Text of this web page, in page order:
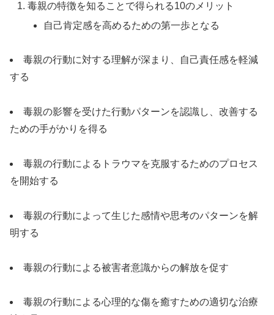
毒親の特徴を知ることで得られる10のメリット
自己肯定感を高めるための第一歩となる
毒親の行動に対する理解が深まり、自己責任感を軽減
する
毒親の影響を受けた行動パターンを認識し、改善する
ための手がかりを得る
毒親の行動によるトラウマを克服するためのプロセス
を開始する
毒親の行動によって生じた感情や思考のパターンを解
明する
毒親の行動による被害者意識からの解放を促す
毒親の行動による心理的な傷を癒すための適切な治療